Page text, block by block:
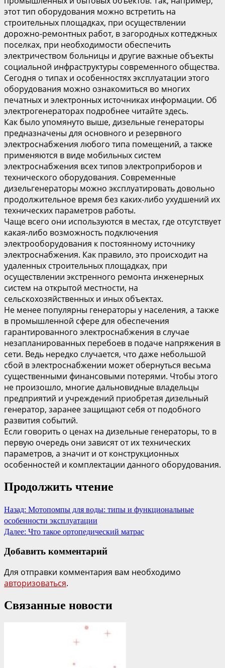
этот тип оборудования можно встретить на
строительных площадках, при осуществлении
дорожно-ремонтных работ, в загородных коттеджных
поселках, при необходимости обеспечить
электричеством больницы и другие важные объекты
социальной инфраструктуры современного общества.
Сегодня о типах и особенностях эксплуатации этого
оборудования можно ознакомиться во многих
печатных и электронных источниках информации. Об
электрогенераторах подробнее читайте здесь.
Как было упомянуто выше, дизельные генераторы
предназначены для основного и резервного
электроснабжения любого типа помещений, а также
применяются в виде мобильных систем
электроснабжения всех типов электроприборов и
технического оборудования. Современные
дизельгенераторы можно эксплуатировать довольно
продолжительное время без каких-либо ухудшений их
технических параметров работы.
Чаще всего они используются в местах, где отсутствует
какая-либо возможность подключения
электрооборудования к постоянному источнику
электроснабжения. Как правило, это происходит на
удаленных строительных площадках, при
осуществлении экстренного ремонта инженерных
систем на открытой местности, на
сельскохозяйственных и иных объектах.
Не менее популярны генераторы у населения, а также
в промышленной сфере для обеспечения
гарантированного электроснабжения в случае
незапланированных перебоев в подаче напряжения в
сети. Ведь нередко случается, что даже небольшой
сбой в электроснабжении может обернуться весьма
существенными финансовыми потерями. Чтобы этого
не произошло, многие дальновидные владельцы
предприятий и учреждений приобретая дизельный
генератор, заранее защищают себя от подобного
развития событий.
Если говорить о ценах на дизельные генераторы, то в
первую очередь они зависят от их технических
параметров, а значит и от конструкционных
особенностей и комплектации данного оборудования.
Продолжить чтение
Назад: Мотопомпы для воды: типы и функциональные
особенности эксплуатации
Далее: Что такое ортопедический матрас
Добавить комментарий
Для отправки комментария вам необходимо
авторизоваться.
Связанные новости